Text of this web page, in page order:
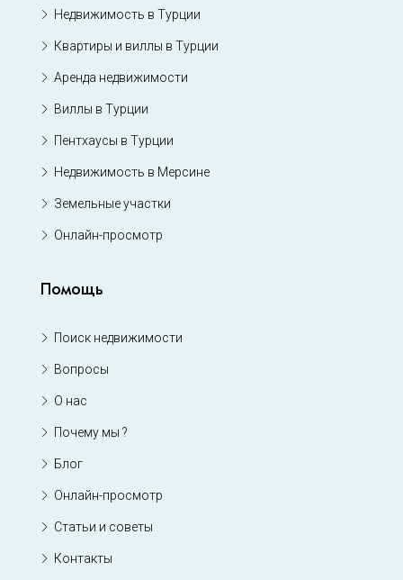
Недвижимость в Турции
Квартиры и виллы в Турции
Аренда недвижимости
Виллы в Турции
Пентхаусы в Турции
Недвижимость в Мерсине
Земельные участки
Онлайн-просмотр
Помощь
Поиск недвижимости
Вопросы
О нас
Почему мы ?
Блог
Онлайн-просмотр
Статьи и советы
Контакты